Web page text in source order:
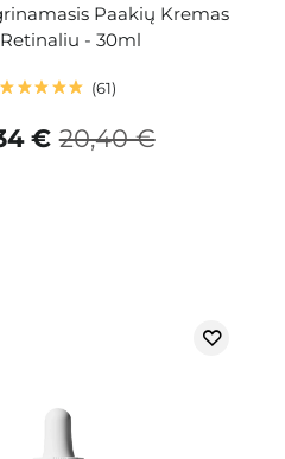
Paakių Kremas
- 30ml
61
20,40 €
€